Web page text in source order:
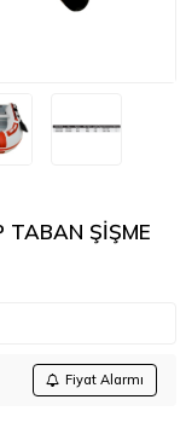
TABAN ŞİŞME
Fiyat Alarmı